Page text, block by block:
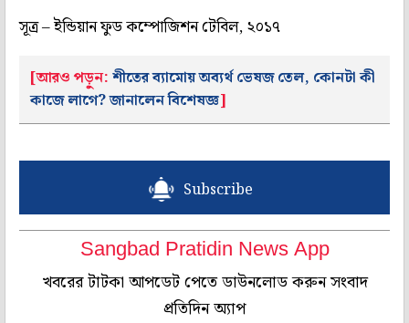
সূত্র – ইন্ডিয়ান ফুড কম্পোজিশন টেবিল, ২০১৭
[আরও পড়ুন: শীতের ব্যামোয় অব্যর্থ ভেষজ তেল, কোনটা কী
কাজে লাগে? জানালেন বিশেষজ্ঞ]
Subscribe
Sangbad Pratidin News App
খবরের টাটকা আপডেট পেতে ডাউনলোড করুন সংবাদ
প্রতিদিন অ্যাপ